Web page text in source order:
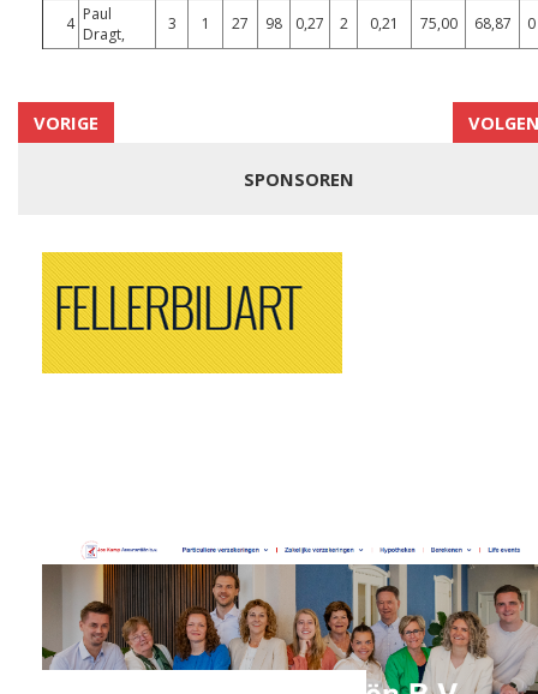
4 Paul
Dragt,
3 1 27 98 0,27 2 0,21 75,00 68,87 0
VORIGE
SPONSOREN